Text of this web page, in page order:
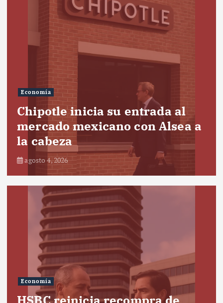
Economía
Chipotle inicia su entrada al
mercado mexicano con Alsea a
la cabeza
agosto 4, 2026
Economía
HSBC reinicia recompra de